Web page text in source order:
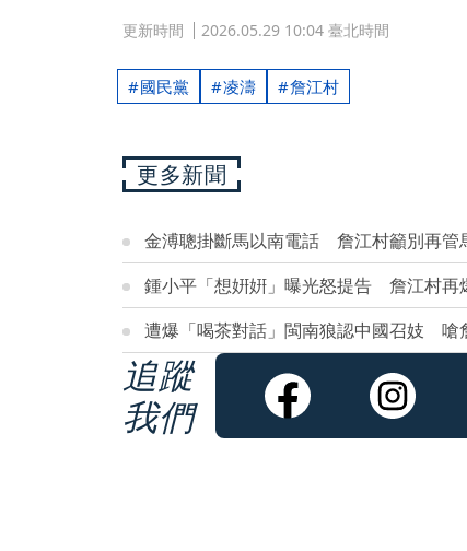
更新時間 2026.05.29 10:04 臺北時間
國民黨 凌濤 詹江村
更多新聞
金溥聰掛斷馬以南電話 詹江村籲別再管
鍾小平「想姸姸」曝光怒提告 詹江村再
遭爆「喝茶對話」閩南狼認中國召妓 嗆
追蹤
我們